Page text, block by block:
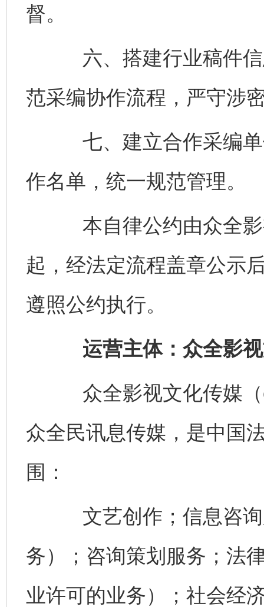
督。
六、搭建行业稿件信
范采编协作流程，严守涉
七、建立合作采编单
作名单，统一规范管理。
本自律公约由众全影
起，经法定流程盖章公示
遵照公约执行。
运营主体：众全影视
众全影视文化传媒（
众全民讯息传媒，是中国
围：
文艺创作；信息咨询
务）；咨询策划服务；法
业许可的业务）；社会经